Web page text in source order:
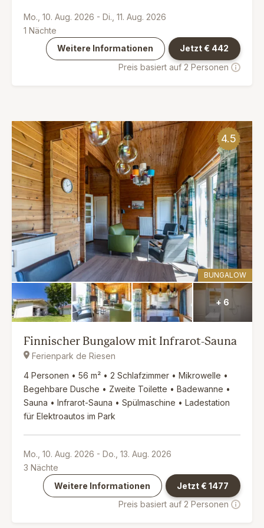
Mo., 10. Aug. 2026 - Di., 11. Aug. 2026
1 Nächte
Weitere Informationen
Jetzt € 442
Preis basiert auf 2 Personen
4.5
BUNGALOW
+ 6
Finnischer Bungalow mit Infrarot-Sauna
Ferienpark de Riesen
4 Personen • 56 m² • 2 Schlafzimmer • Mikrowelle •
Begehbare Dusche • Zweite Toilette • Badewanne •
Sauna • Infrarot-Sauna • Spülmaschine • Ladestation
für Elektroautos im Park
Mo., 10. Aug. 2026 - Do., 13. Aug. 2026
3 Nächte
Weitere Informationen
Jetzt €1477
Preis basiert auf 2 Personen